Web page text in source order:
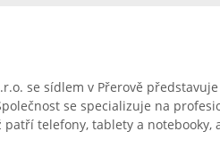
se sídlem v Přerově
se specializuje na
patří telefony, tablety a